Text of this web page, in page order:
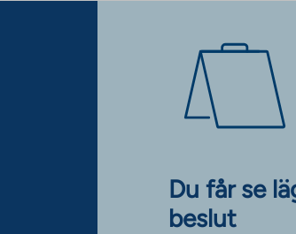
Du får se
beslut